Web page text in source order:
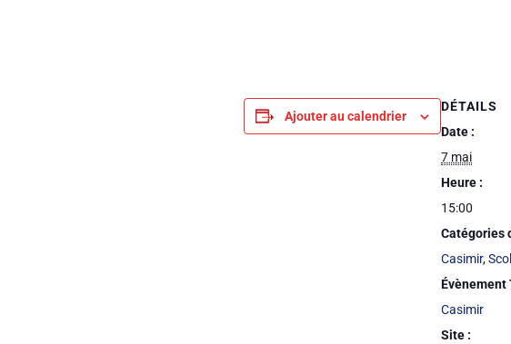
Ajouter au calendrier
DÉTAILS
Date :
7 mai
Heure :
15:00
Catégories
Casimir,
Évènement
Casimir
Site :